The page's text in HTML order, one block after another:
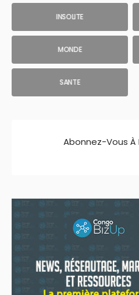
INSOLITE
MONDE
SANTE
Abonnez-Vous